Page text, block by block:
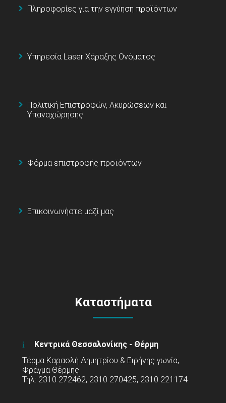
Πληροφορίες για την εγγύηση προϊόντων
Υπηρεσία Laser Χάραξης Ονόματος
Πολιτική Επιστροφών, Ακυρώσεων και
Υπαναχώρησης
Φόρμα επιστροφής προϊόντων
Επικοινωνήστε μαζί μας
Καταστήματα
Κεντρικά Θεσσαλονίκης - Θέρμη
Τέρμα Καραολή Δημητρίου & Ειρήνης γωνία,
Φράγμα Θέρμης
Τηλ: 2310 272462, 2310 270425, 2310 221174